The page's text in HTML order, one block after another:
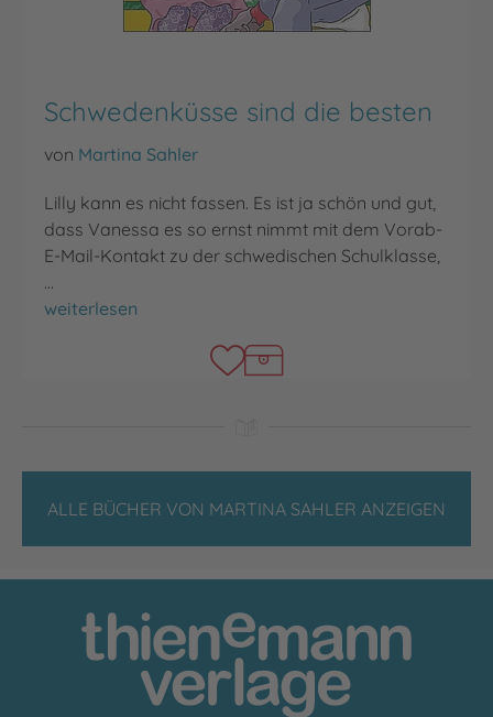
Schwedenküsse sind die besten
von Martina Sahler
Lilly kann es nicht fassen. Es ist ja schön und gut,
dass Vanessa es so ernst nimmt mit dem Vorab-
E-Mail-Kontakt zu der schwedischen Schulklasse,
…
Schwedenküsse sind die besten
weiterlesen
ALLE BÜCHER VON MARTINA SAHLER ANZEIGEN